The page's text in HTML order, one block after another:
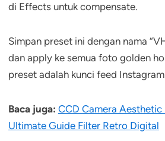
di Effects untuk compensate.
Simpan preset ini dengan nama
dan apply ke semua foto golden
preset adalah kunci feed
Baca juga: CCD Camera
Ultimate Guide Filter Retro Digital